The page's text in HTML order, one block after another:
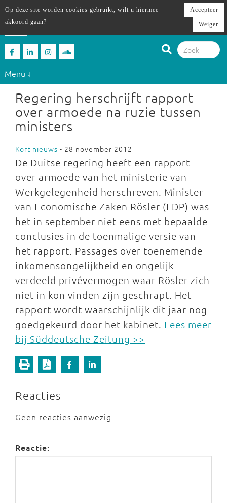
Menu ↓
Regering herschrijft rapport
over armoede na ruzie tussen
ministers
Kort nieuws - 28 november 2012
De Duitse regering heeft een rapport
over armoede van het ministerie van
Werkgelegenheid herschreven. Minister
van Economische Zaken Rösler (FDP) was
het in september niet eens met bepaalde
conclusies in de toenmalige versie van
het rapport. Passages over toenemende
inkomensongelijkheid en ongelijk
verdeeld privévermogen waar Rösler zich
niet in kon vinden zijn geschrapt. Het
rapport wordt waarschijnlijk dit jaar nog
goedgekeurd door het kabinet. Lees meer
bij Süddeutsche Zeitung >>
Reacties
Geen reacties aanwezig
Reactie:
Op deze site worden cookies gebruikt, wilt u hiermee
akkoord gaan?
Accepteer
Weiger